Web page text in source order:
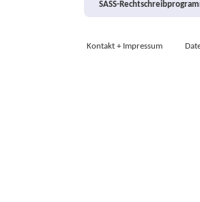
SASS-
Kontakt + Impressum